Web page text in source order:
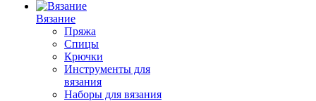
Вязание
Пряжа
Спицы
Крючки
Инструменты для
вязания
Наборы для вязания